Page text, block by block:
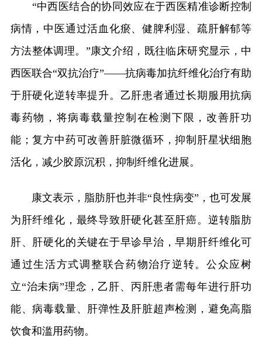
“中西医结合的协同效应在于西医精准诊断控制
病情，中医通过活血化瘀、健脾利湿、疏肝解郁等
方法整体调理。”康文介绍，既往临床研究显示，中
西医联合“双抗治疗”——抗病毒加抗纤维化治疗有助
于肝硬化逆转率提升。乙肝患者通过长期服用抗病
毒药物，将病毒载量控制在检测下限，改善肝功
能；复方中药可改善肝脏微循环，抑制肝星状细胞
活化，减少胶原沉积，抑制纤维化进展。
康文表示，脂肪肝也并非“良性病变”，也可发展
为肝纤维化，最终导致肝硬化甚至肝癌。逆转脂肪
肝、肝硬化的关键在于早诊早治，早期肝纤维化可
通过生活方式调整联合药物治疗逆转。公众应树
立“治未病”理念，乙肝、丙肝患者需每年进行肝功
能、病毒载量、肝弹性及肝脏超声检测，避免高脂
饮食和滥用药物。